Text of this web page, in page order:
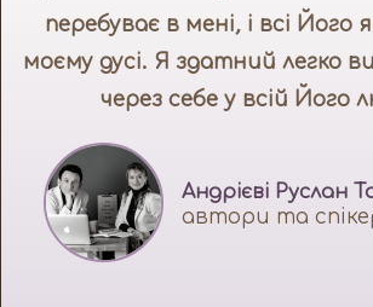
перебуває в мені, і всі Його
моєму дусі. Я здатний легко
через себе у всій Його
Андрієві Руслан
автори та